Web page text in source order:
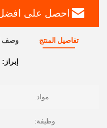
احصل على
تفاصيل المنتج وصف
إبراز:
مواد:
وظيفة: